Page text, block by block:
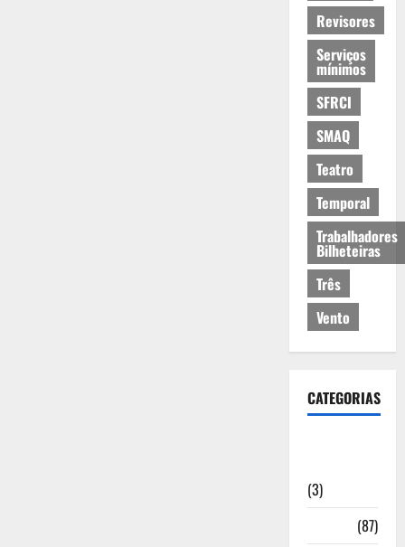
Revisores
Serviços
mínimos
SFRCI
SMAQ
Teatro
Temporal
Trabalhadores
Bilheteiras
Três
Vento
CATEGORIAS
(3)
(87)